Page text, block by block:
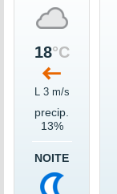
18°C
L 3 m/s
precip.
13%
NOITE